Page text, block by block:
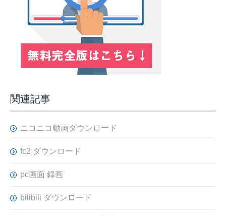
関連記事
ニコニコ動画ダウンロード
fc2 ダウンロード
pc画面 録画
bilibili ダウンロード